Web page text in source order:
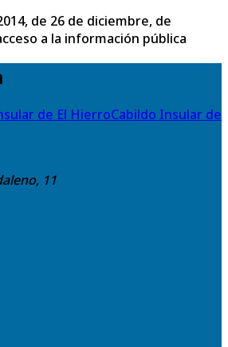
de 26 de diciembre, de
a la información pública
Cabildo Insular de
11